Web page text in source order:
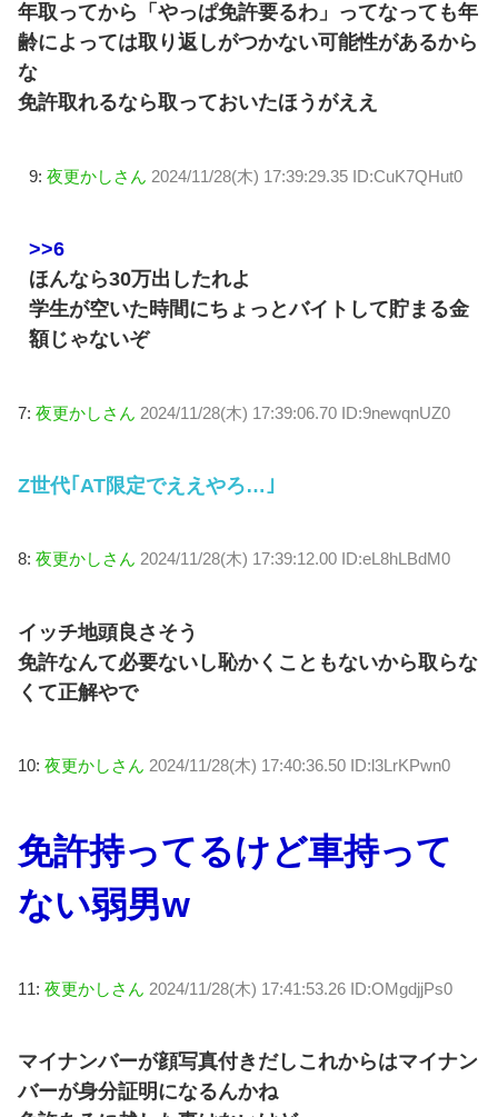
年取ってから「やっぱ免許要るわ」ってなっても年
齢によっては取り返しがつかない可能性があるから
な
免許取れるなら取っておいたほうがええ
9: 夜更かしさん 2024/11/28(木) 17:39:29.35 ID:CuK7QHut0
>>6
ほんなら30万出したれよ
学生が空いた時間にちょっとバイトして貯まる金
額じゃないぞ
7: 夜更かしさん 2024/11/28(木) 17:39:06.70 ID:9newqnUZ0
Z世代｢AT限定でええやろ…｣
8: 夜更かしさん 2024/11/28(木) 17:39:12.00 ID:eL8hLBdM0
イッチ地頭良さそう
免許なんて必要ないし恥かくこともないから取らな
くて正解やで
10: 夜更かしさん 2024/11/28(木) 17:40:36.50 ID:l3LrKPwn0
免許持ってるけど車持って
ない弱男w
11: 夜更かしさん 2024/11/28(木) 17:41:53.26 ID:OMgdjjPs0
マイナンバーが顔写真付きだしこれからはマイナン
バーが身分証明になるんかね